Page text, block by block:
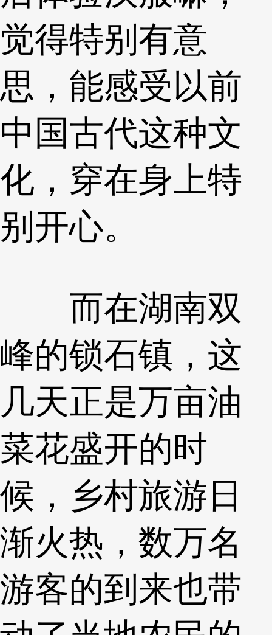
觉得特别有意
思，能感受以前
中国古代这种文
化，穿在身上特
别开心。
而在湖南双
峰的锁石镇，这
几天正是万亩油
菜花盛开的时
候，乡村旅游日
渐火热，数万名
游客的到来也带